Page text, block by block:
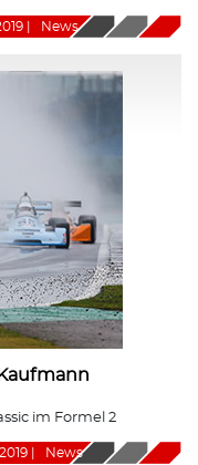
News
im Formel 2
News